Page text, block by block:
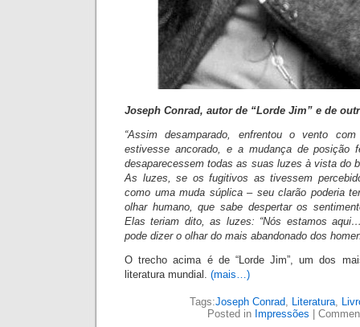
Joseph Conrad, autor de “Lorde Jim” e de
“Assim desamparado, enfrentou o vento
estivesse ancorado, e a mudança de posição
desaparecessem todas as suas luzes à vista do
As luzes, se os fugitivos as tivessem
como uma muda súplica – seu clarão poderia
olhar humano, que sabe despertar os
Elas teriam dito, as luzes: “Nós estamos
pode dizer o olhar do mais abandonado dos
O trecho acima é de “Lorde Jim”, um dos
literatura mundial. (mais…)
Tags:Joseph Conrad, Literatura,
Posted in Impressões